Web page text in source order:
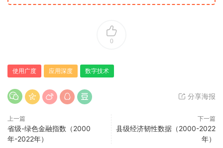
0
使用广度 应用深度 数字技术
分享海报
上一篇
省级-绿色金融指数（2000
年-2022年）
下一篇
县级经济韧性数据（2000-2022
年）